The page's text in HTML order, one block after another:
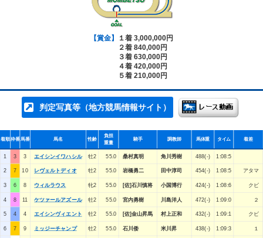
【賞金】
１着 3,000,000円
２着 840,000円
３着 630,000円
４着 420,000円
５着 210,000円
判定写真等（地方競馬情報サイト）
着順枠番馬番 馬名 性齢
負担
重量
騎手 調教師 馬体重 タイム 着差
1 3 3 エイシンイワハシル 牡2 55.0 桑村真明 角川秀樹 488(-) 1:08:5
2 7 10 レヴェルトディオ 牡2 55.0 岩橋勇二 田中淳司 454(-) 1:08:5 アタマ
3 6 8 ウィルラウス 牝2 55.0 [佐]石川慎将 小国博行 424(-) 1:08:6 クビ
4 8 11 ケツァールアズール 牡2 55.0 宮内勇樹 川島洋人 472(-) 1:09:0 ２
5 4 4 エイシンヴィエント 牡2 55.0 [佐]金山昇馬 村上正和 432(-) 1:09:1 クビ
6 7 9 ミッジーチャンプ 牡2 55.0 石川倭 米川昇 438(-) 1:09:3 １